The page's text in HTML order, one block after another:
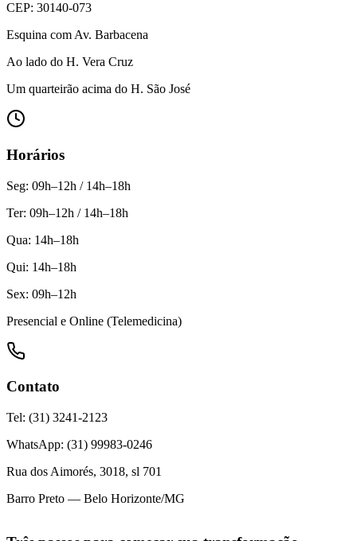
CEP: 30140-073
Esquina com Av. Barbacena
Ao lado do H. Vera Cruz
Um quarteirão acima do H. São José
Horários
Seg: 09h–12h / 14h–18h
Ter: 09h–12h / 14h–18h
Qua: 14h–18h
Qui: 14h–18h
Sex: 09h–12h
Presencial e Online (Telemedicina)
Contato
Tel: (31) 3241-2123
WhatsApp: (31) 99983-0246
Rua dos Aimorés, 3018, sl 701
Barro Preto — Belo Horizonte/MG